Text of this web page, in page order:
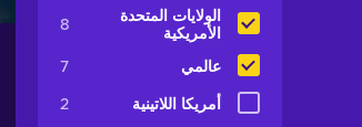
الولايات المتحدة
الأمريكية
8
عالمي 7
أمريكا اللاتينية 2